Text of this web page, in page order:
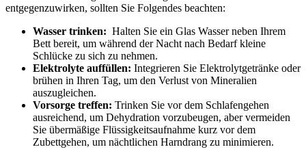
entgegenzuwirken, ‍sollten Sie Folgendes beachten:
Wasser trinken: ⁤ Halten Sie ein Glas Wasser​ neben Ihrem
Bett bereit, um während der Nacht nach Bedarf kleine ​
Schlücke zu sich zu nehmen.
Elektrolyte⁣ auffüllen: Integrieren Sie Elektrolytgetränke oder
brühen in Ihren Tag, um den Verlust von Mineralien⁢
auszugleichen.
Vorsorge treffen: Trinken Sie ‌vor dem Schlafengehen
ausreichend, um Dehydration vorzubeugen, ‌aber vermeiden
Sie übermäßige Flüssigkeitsaufnahme kurz vor dem
Zubettgehen, um nächtlichen Harndrang zu minimieren.